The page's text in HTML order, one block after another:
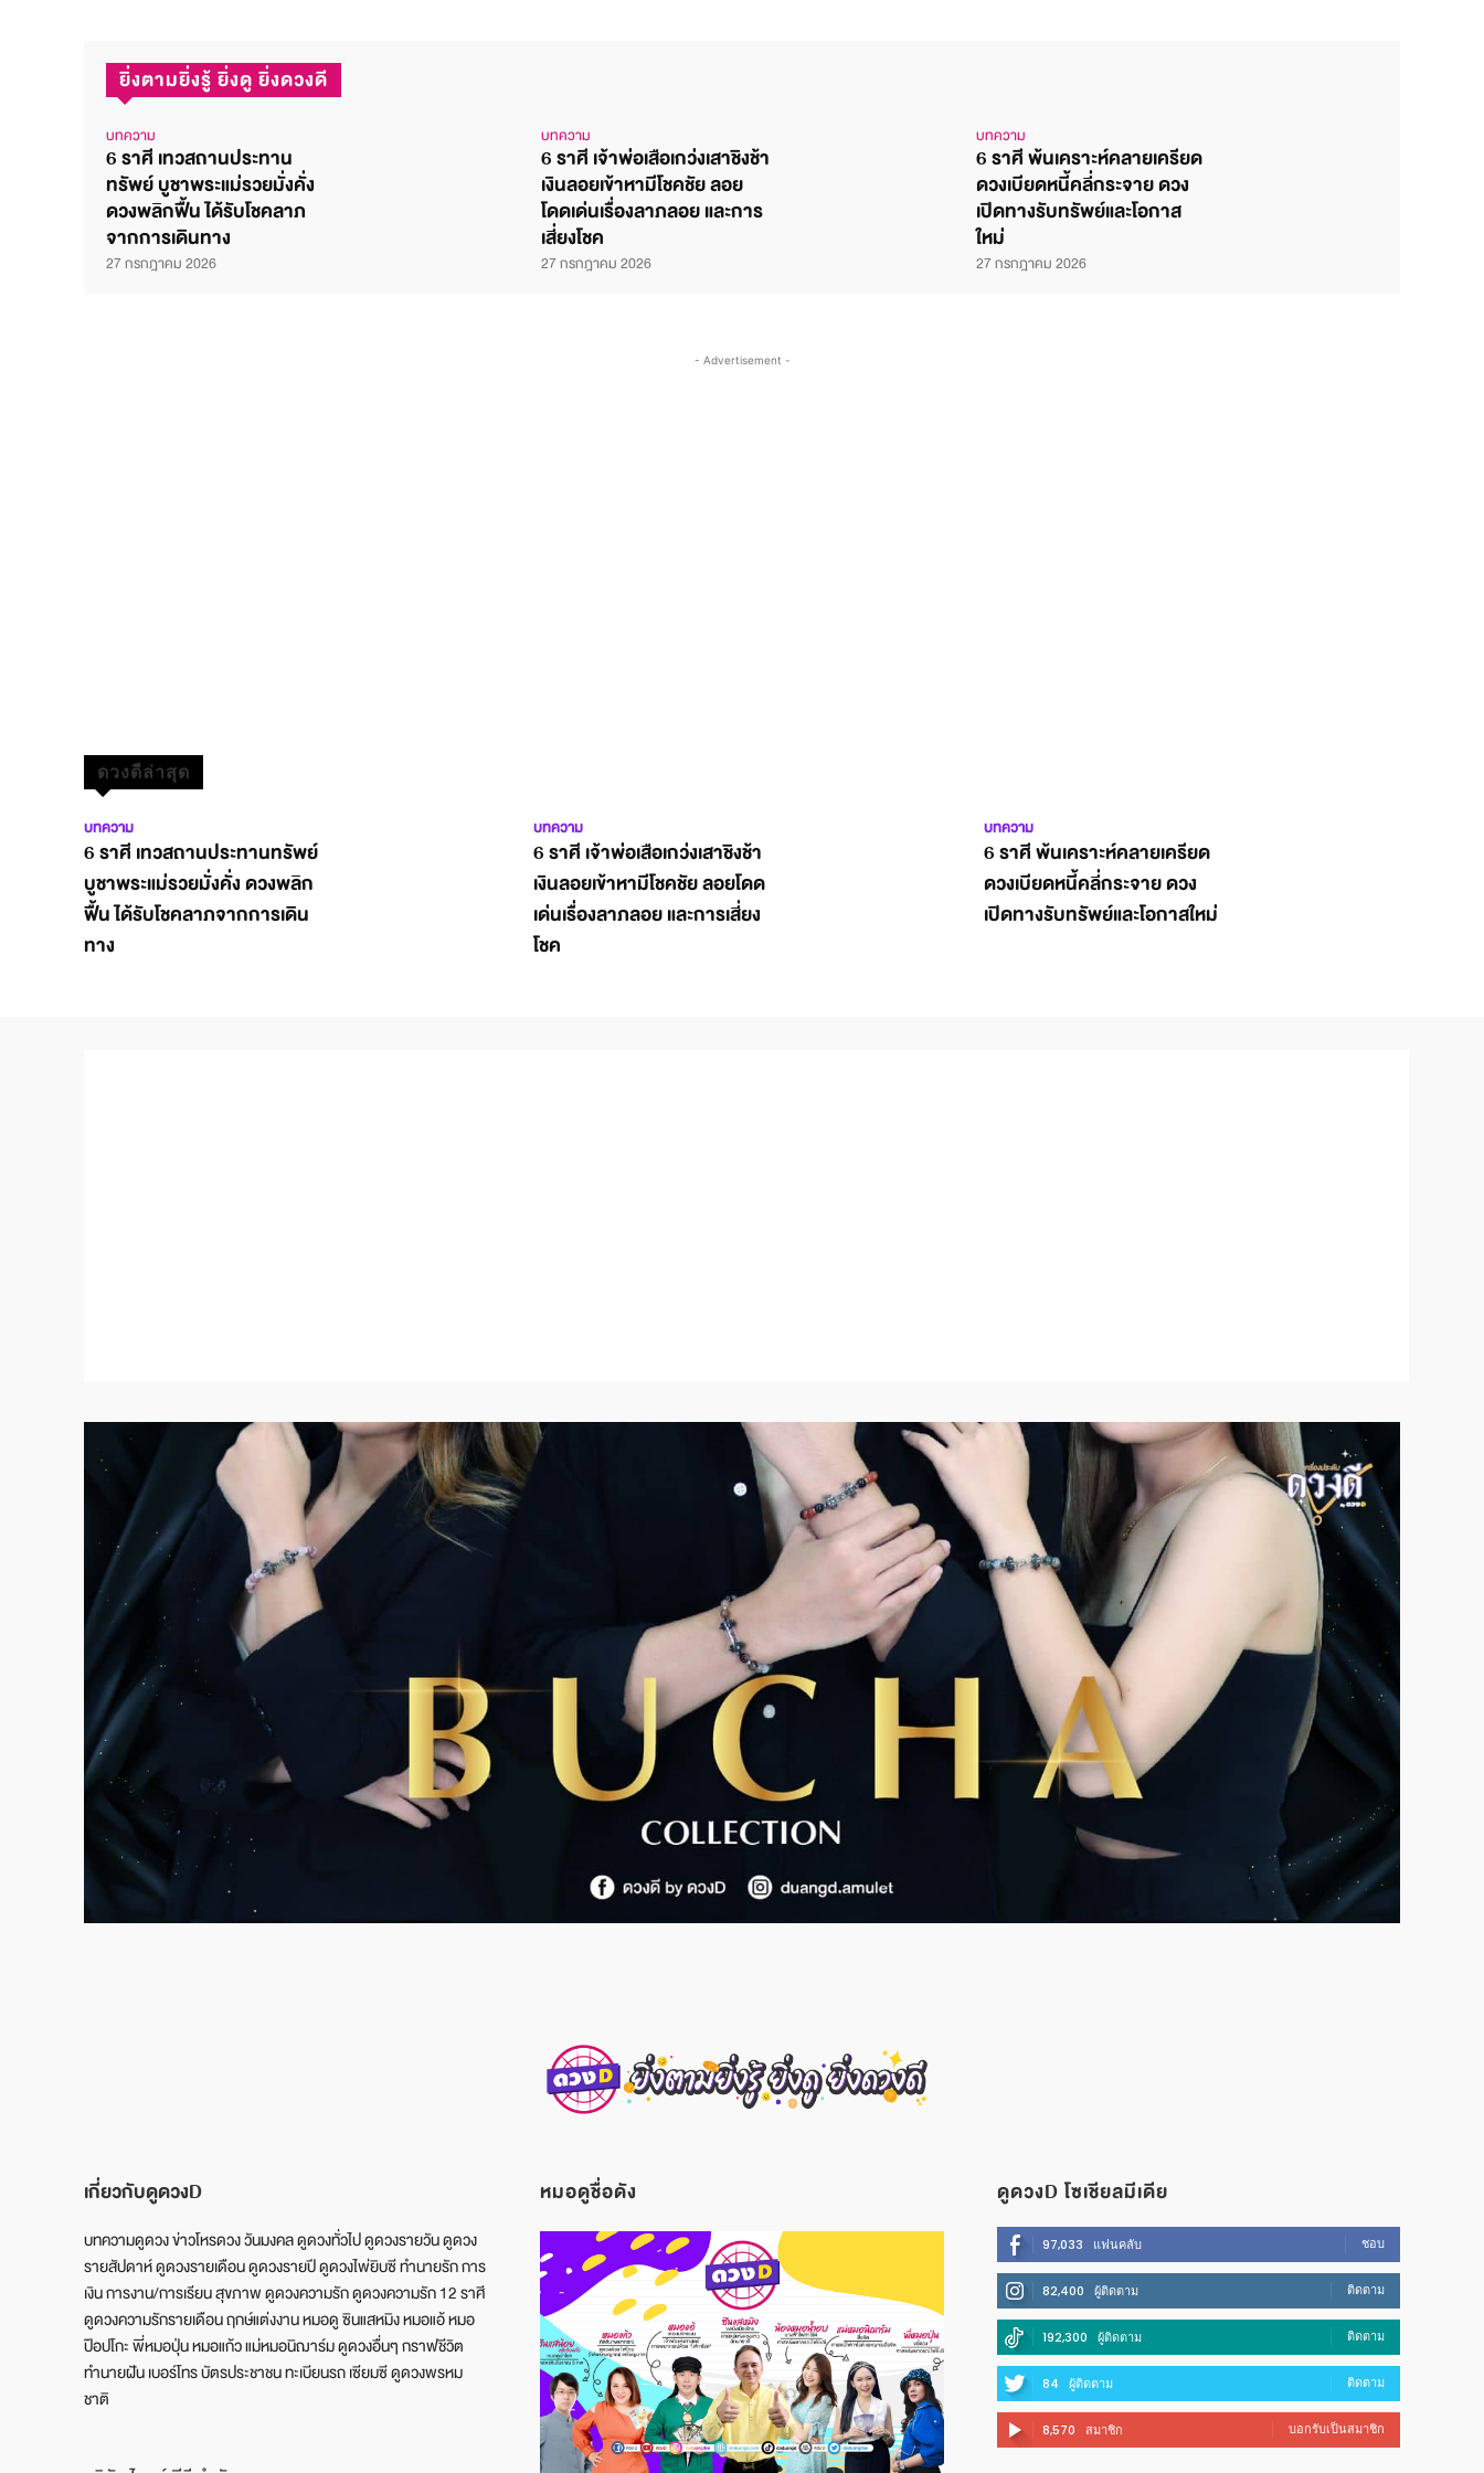
ยิ่งตามยิ่งรู้ ยิ่งดู ยิ่งดวงดี
บทความ
6 ราศี เทวสถานประทาน
ทรัพย์ บูชาพระแม่รวยมั่งคั่ง
ดวงพลิกฟื้น ได้รับโชคลาภ
จากการเดินทาง
27 กรกฎาคม 2026
บทความ
6 ราศี เจ้าพ่อเสือเกว่งเสาชิงช้า
เงินลอยเข้าหามีโชคชัย ลอย
โดดเด่นเรื่องลาภลอย และการ
เสี่ยงโชค
27 กรกฎาคม 2026
บทความ
6 ราศี พ้นเคราะห์คลายเครียด
ดวงเบียดหนี้คลี่กระจาย ดวง
เปิดทางรับทรัพย์และโอกาส
ใหม่
27 กรกฎาคม 2026
- Advertisement -
ดวงดีล่าสุด
บทความ
6 ราศี เทวสถานประทานทรัพย์
บูชาพระแม่รวยมั่งคั่ง ดวงพลิก
ฟื้น ได้รับโชคลาภจากการเดิน
ทาง
บทความ
6 ราศี เจ้าพ่อเสือเกว่งเสาชิงช้า
เงินลอยเข้าหามีโชคชัย ลอยโดด
เด่นเรื่องลาภลอย และการเสี่ยง
โชค
บทความ
6 ราศี พ้นเคราะห์คลายเครียด
ดวงเบียดหนี้คลี่กระจาย ดวง
เปิดทางรับทรัพย์และโอกาสใหม่
เกี่ยวกับดูดวงD
บทความดูดวง ข่าวโหรดวง วันมงคล ดูดวงทั่วไป ดูดวงรายวัน ดูดวง
รายสัปดาห์ ดูดวงรายเดือน ดูดวงรายปี ดูดวงไพ่ยิบซี ทำนายรัก การ
เงิน การงาน/การเรียน สุขภาพ ดูดวงความรัก ดูดวงความรัก 12 ราศี
ดูดวงความรักรายเดือน ฤกษ์แต่งงาน หมอดู ซินแสหมิง หมอแอ้ หมอ
ป๊อปโกะ พี่หมอปุ่น หมอแก้ว แม่หมอนิฌาร์ม ดูดวงอื่นๆ กราฟชีวิต
ทำนายฝัน เบอร์โทร บัตรประชาชน ทะเบียนรถ เซียมซี ดูดวงพรหม
ชาติ
หมอดูชื่อดัง ดูดวงD โซเชียลมีเดีย
97,033 แฟนคลับ ชอบ
82,400 ผู้ติดตาม ติดตาม
192,300 ผู้ติดตาม ติดตาม
84 ผู้ติดตาม ติดตาม
8,570 สมาชิก บอกรับเป็นสมาชิก